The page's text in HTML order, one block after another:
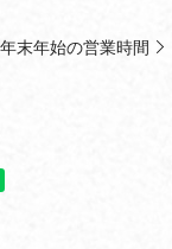
年始の営業時間